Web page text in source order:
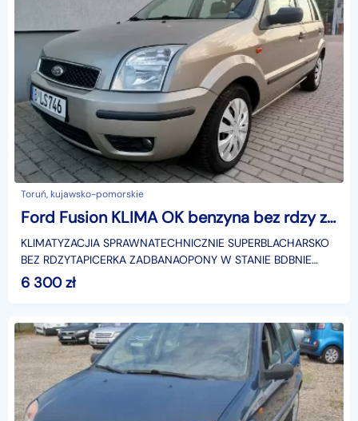
Toruń, kujawsko-pomorskie
Ford Fusion KLIMA OK benzyna bez rdzy zadbany import z niemiec opłaty w cenie
KLIMATYZACJIA SPRAWNATECHNICZNIE SUPERBLACHARSKO
BEZ RDZYTAPICERKA ZADBANAOPONY W STANIE BDBNIE
WYMAQA WKLADUI rej 28-10-2003 rKOSZT
6 300zł